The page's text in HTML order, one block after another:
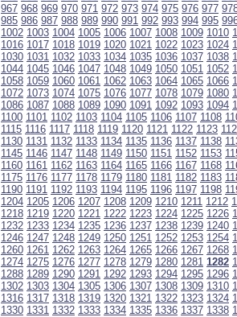
967 968 969 970 971 972 973 974 975 976 977
985 986 987 988 989 990 991 992 993 994 995
1002 1003 1004 1005 1006 1007 1008 1009 1010
1016 1017 1018 1019 1020 1021 1022 1023 1024
1030 1031 1032 1033 1034 1035 1036 1037 1038
1044 1045 1046 1047 1048 1049 1050 1051 1052
1058 1059 1060 1061 1062 1063 1064 1065 1066
1072 1073 1074 1075 1076 1077 1078 1079 1080
1086 1087 1088 1089 1090 1091 1092 1093 1094
1100 1101 1102 1103 1104 1105 1106 1107 1108
1115 1116 1117 1118 1119 1120 1121 1122 1123
1130 1131 1132 1133 1134 1135 1136 1137 1138
1145 1146 1147 1148 1149 1150 1151 1152 1153
1160 1161 1162 1163 1164 1165 1166 1167 1168
1175 1176 1177 1178 1179 1180 1181 1182 1183
1190 1191 1192 1193 1194 1195 1196 1197 1198
1204 1205 1206 1207 1208 1209 1210 1211 1212
1218 1219 1220 1221 1222 1223 1224 1225 1226
1232 1233 1234 1235 1236 1237 1238 1239 1240
1246 1247 1248 1249 1250 1251 1252 1253 1254
1260 1261 1262 1263 1264 1265 1266 1267 1268
1274 1275 1276 1277 1278 1279 1280 1281 1282
1288 1289 1290 1291 1292 1293 1294 1295 1296
1302 1303 1304 1305 1306 1307 1308 1309 1310
1316 1317 1318 1319 1320 1321 1322 1323 1324
1330 1331 1332 1333 1334 1335 1336 1337 1338